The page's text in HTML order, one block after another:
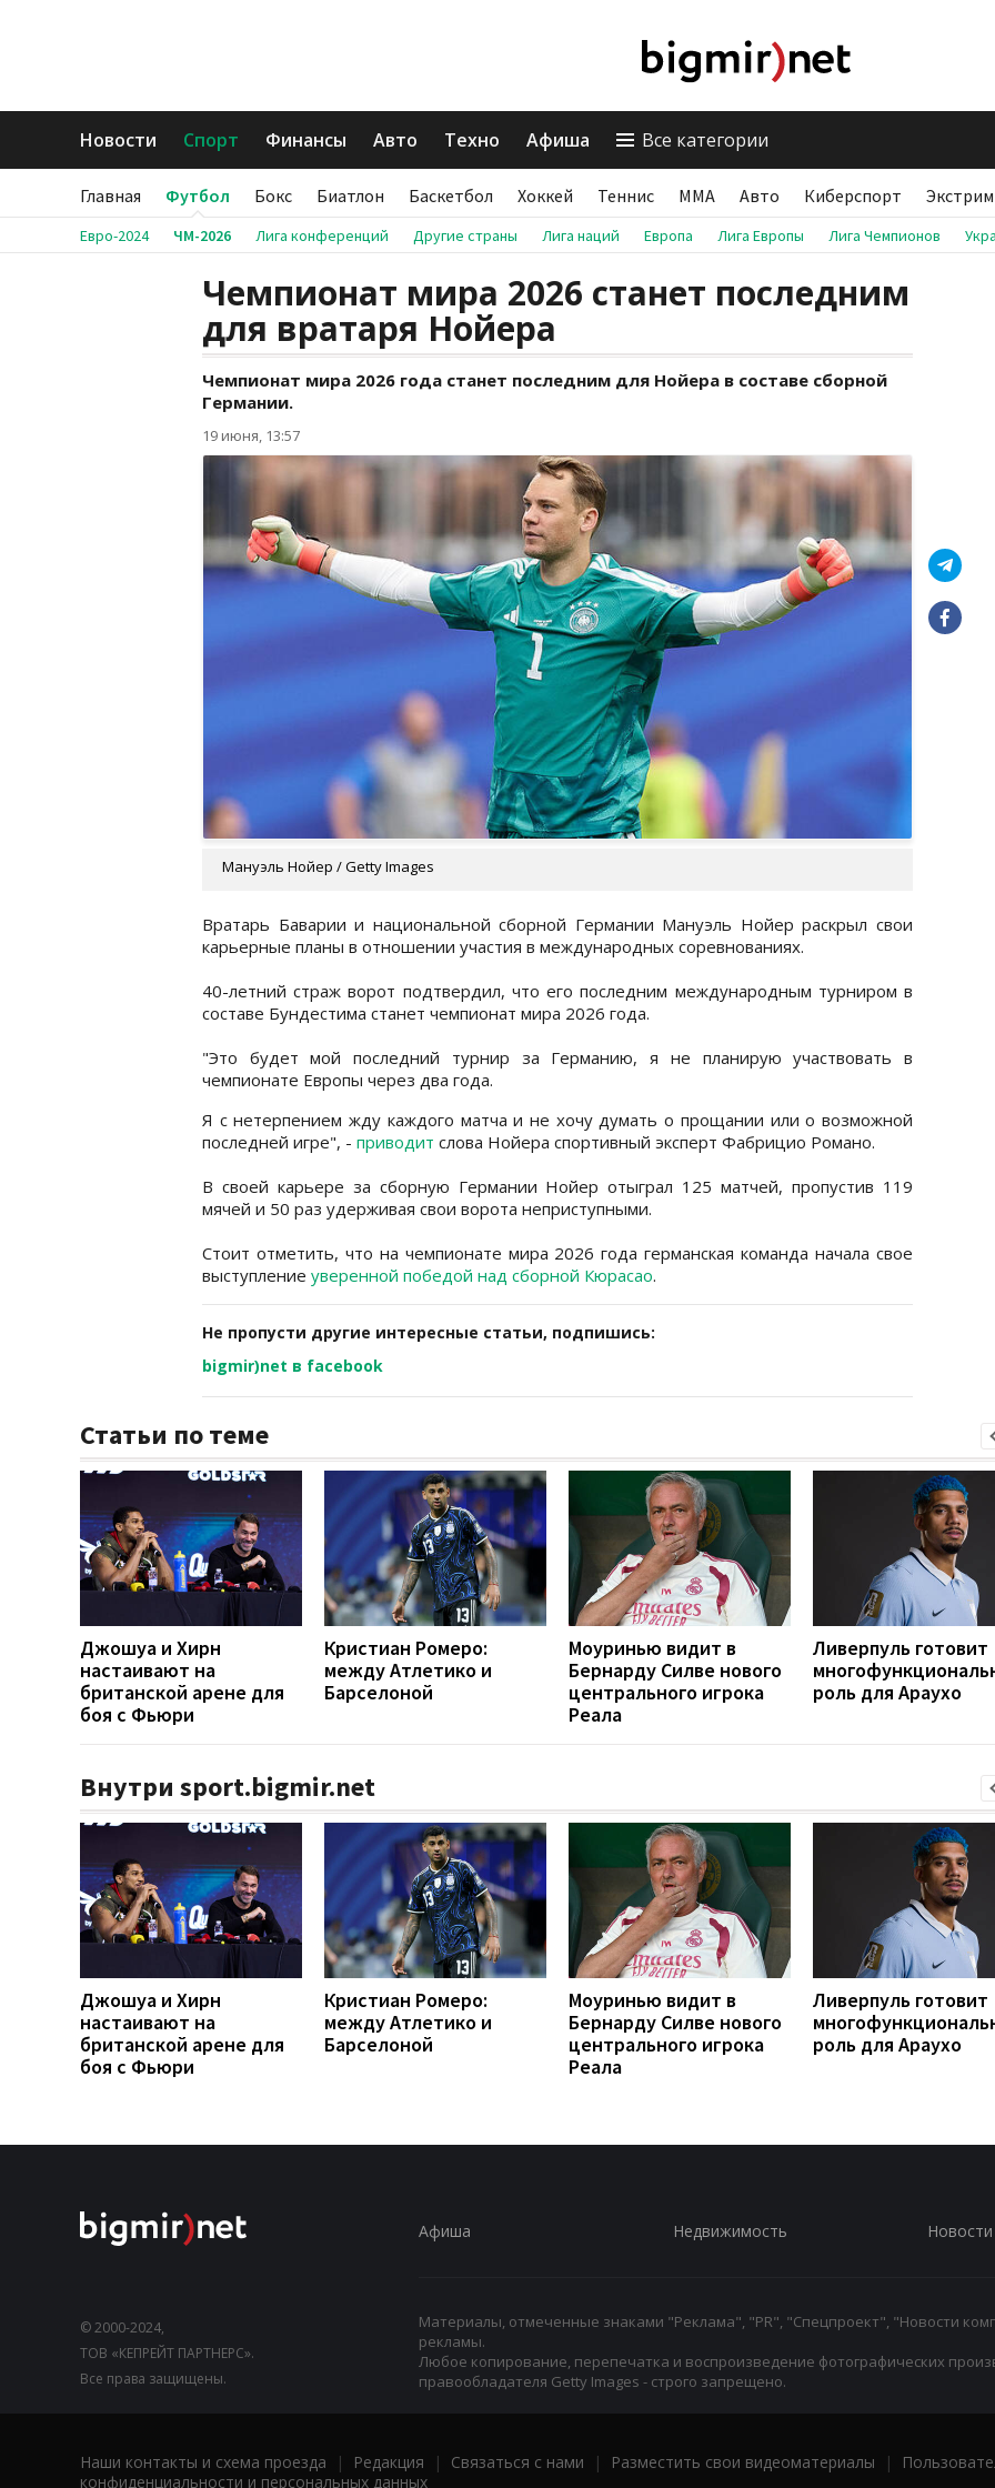
Новости Спорт Финансы Авто Техно Афиша Все категории
Главная Футбол Бокс Биатлон Баскетбол Хоккей Теннис ММА Авто Киберспорт Экстрим
Евро-2024 ЧМ-2026 Лига конференций Другие страны Лига наций Европа Лига Европы Лига Чемпионов
Чемпионат мира 2026 станет последним
для вратаря Нойера
Чемпионат мира 2026 года станет последним для Нойера в составе сборной
Германии.
19 июня, 13:57
Мануэль Нойер / Getty Images
Вратарь Баварии и национальной сборной Германии Мануэль Нойер раскрыл свои
карьерные планы в отношении участия в международных соревнованиях.
40-летний страж ворот подтвердил, что его последним международным турниром в
составе Бундестима станет чемпионат мира 2026 года.
"Это будет мой последний турнир за Германию, я не планирую участвовать в
чемпионате Европы через два года.
Я с нетерпением жду каждого матча и не хочу думать о прощании или о возможной
последней игре", - приводит слова Нойера спортивный эксперт Фабрицио Романо.
В своей карьере за сборную Германии Нойер отыграл 125 матчей, пропустив 119
мячей и 50 раз удерживая свои ворота неприступными.
Стоит отметить, что на чемпионате мира 2026 года германская команда начала свое
выступление уверенной победой над сборной Кюрасао.
Не пропусти другие интересные статьи, подпишись:
bigmir)net в facebook
Статьи по теме
Джошуа и Хирн
настаивают на
британской арене для
боя с Фьюри
Кристиан Ромеро:
между Атлетико и
Барселоной
Моуринью видит в
Бернарду Силве нового
центрального игрока
Реала
Ливерпуль готовит
роль для Араухо
Внутри sport.bigmir.net
Джошуа и Хирн
настаивают на
британской арене для
боя с Фьюри
Кристиан Ромеро:
между Атлетико и
Барселоной
Моуринью видит в
Бернарду Силве нового
центрального игрока
Реала
Ливерпуль готовит
роль для Араухо
© 2000-2024,
ТОВ «КЕПРЕЙТ ПАРТНЕРС».
Все права защищены.
Афиша Недвижимость Новости
Материалы, отмеченные знаками "Реклама", "PR", "Спецпроект", "Новости
рекламы.
Любое копирование, перепечатка и воспроизведение фотографических
правообладателя Getty Images - строго запрещено.
Наши контакты и схема проезда | Редакция | Связаться с нами | Разместить свои видеоматериалы |
конфиденциальности и персональных данных